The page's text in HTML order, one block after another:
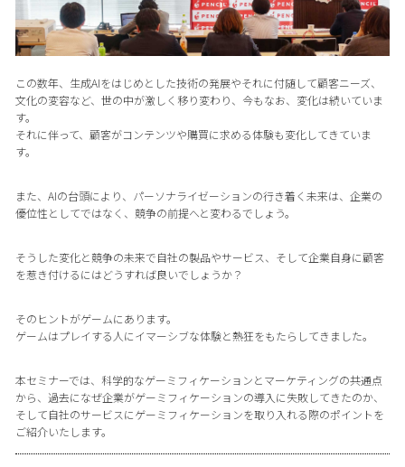
この数年、生成AIをはじめとした技術の発展やそれに付随して顧客ニーズ、
文化の変容など、世の中が激しく移り変わり、今もなお、変化は続いていま
す。
それに伴って、顧客がコンテンツや購買に求める体験も変化してきていま
す。
また、AIの台頭により、パーソナライゼーションの行き着く未来は、企業の
優位性としてではなく、競争の前提へと変わるでしょう。
そうした変化と競争の未来で自社の製品やサービス、そして企業自身に顧客
を惹き付けるにはどうすれば良いでしょうか？
そのヒントがゲームにあります。
ゲームはプレイする人にイマーシブな体験と熱狂をもたらしてきました。
本セミナーでは、科学的なゲーミフィケーションとマーケティングの共通点
から、過去になぜ企業がゲーミフィケーションの導入に失敗してきたのか、
そして自社のサービスにゲーミフィケーションを取り入れる際のポイントを
ご紹介いたします。